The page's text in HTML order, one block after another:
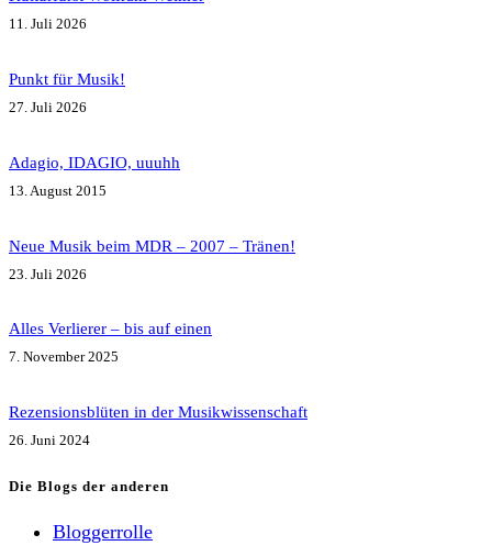
11. Juli 2026
Punkt für Musik!
27. Juli 2026
Adagio, IDAGIO, uuuhh
13. August 2015
Neue Musik beim MDR – 2007 – Tränen!
23. Juli 2026
Alles Verlierer – bis auf einen
7. November 2025
Rezensionsblüten in der Musikwissenschaft
26. Juni 2024
Die Blogs der anderen
Bloggerrolle